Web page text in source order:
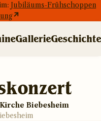
Jubiläums-Frühschoppen
GallerieGeschichte
Biebesheim